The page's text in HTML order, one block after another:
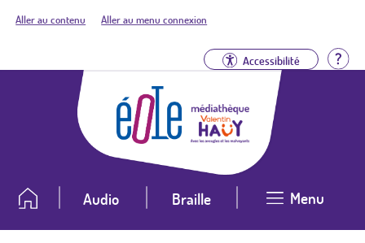
Aller au contenu Aller au menu connexion
Accessibilité
Audio Braille Menu